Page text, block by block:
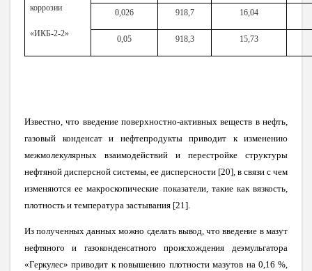
коррозии
«ИКБ-2-2»
0,026 918,7 16,04
0,05 918,3 15,73
Известно, что введение поверхностно-активных веществ в нефть,
газовый конденсат и нефтепродукты приводит к изменению
межмолекулярных взаимодействий и перестройке структуры
нефтяной дисперсной системы, ее дисперсности [20], в связи с чем
изменяются ее макроскопические показатели, такие как вязкость,
плотность и температура застывания [21].
Изполученных данных можно сделать вывод, что введение в мазут
нефтяного и газоконденсатного происхождения деэмульгатора
«Геркулес» приводит к повышению плотности мазутов на 0,16 %,